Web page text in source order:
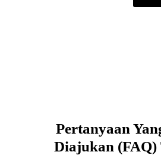
Pertanyaan
Diajukan (FAQ)